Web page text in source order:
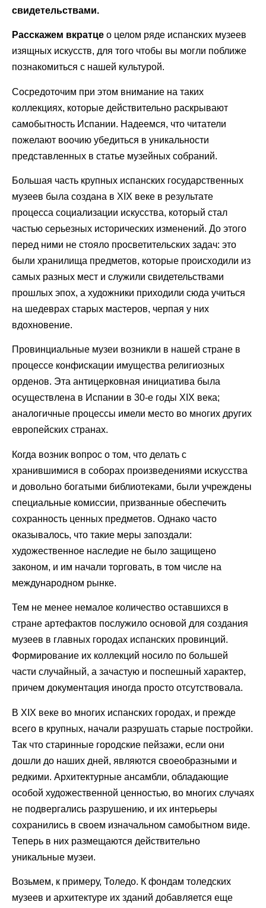
свидетельствами.
Расскажем вкратце о целом ряде испанских музеев
изящных искусств, для того чтобы вы могли поближе
познакомиться с нашей культурой.
Сосредоточим при этом внимание на таких
коллекциях, которые действительно раскрывают
самобытность Испании. Надеемся, что читатели
пожелают воочию убедиться в уникальности
представленных в статье музейных собраний.
Большая часть крупных испанских государственных
музеев была создана в XIX веке в результате
процесса социализации искусства, который стал
частью серьезных исторических изменений. До этого
перед ними не стояло просветительских задач: это
были хранилища предметов, которые происходили из
самых разных мест и служили свидетельствами
прошлых эпох, а художники приходили сюда учиться
на шедеврах старых мастеров, черпая у них
вдохновение.
Провинциальные музеи возникли в нашей стране в
процессе конфискации имущества религиозных
орденов. Эта антицерковная инициатива была
осуществлена в Испании в 30-е годы XIX века;
аналогичные процессы имели место во многих других
европейских странах.
Когда возник вопрос о том, что делать с
хранившимися в соборах произведениями искусства
и довольно богатыми библиотеками, были учреждены
специальные комиссии, призванные обеспечить
сохранность ценных предметов. Однако часто
оказывалось, что такие меры запоздали:
художественное наследие не было защищено
законом, и им начали торговать, в том числе на
международном рынке.
Тем не менее немалое количество оставшихся в
стране артефактов послужило основой для создания
музеев в главных городах испанских провинций.
Формирование их коллекций носило по большей
части случайный, а зачастую и поспешный характер,
причем документация иногда просто отсутствовала.
В XIX веке во многих испанских городах, и прежде
всего в крупных, начали разрушать старые постройки.
Так что старинные городские пейзажи, если они
дошли до наших дней, являются своеобразными и
редкими. Архитектурные ансамбли, обладающие
особой художественной ценностью, во многих случаях
не подвергались разрушению, и их интерьеры
сохранились в своем изначальном самобытном виде.
Теперь в них размещаются действительно
уникальные музеи.
Возьмем, к примеру, Толедо. К фондам толедских
музеев и архитектуре их зданий добавляется еще